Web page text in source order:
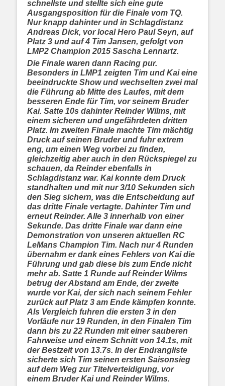
schnellste und stellte sich eine gute
Ausgangsposition für die Finale vom TQ.
Nur knapp dahinter und in Schlagdistanz
Andreas Dick, vor local Hero Paul Seyn, auf
Platz 3 und auf 4 Tim Jansen, gefolgt von
LMP2 Champion 2015 Sascha Lennartz.
Die Finale waren dann Racing pur.
Besonders in LMP1 zeigten Tim und Kai eine
beeindruckte Show und wechselten zwei mal
die Führung ab Mitte des Laufes, mit dem
besseren Ende für Tim, vor seinem Bruder
Kai. Satte 10s dahinter Reinder Wilms, mit
einem sicheren und ungefährdeten dritten
Platz. Im zweiten Finale machte Tim mächtig
Druck auf seinen Bruder und fuhr extrem
eng, um einen Weg vorbei zu finden,
gleichzeitig aber auch in den Rückspiegel zu
schauen, da Reinder ebenfalls in
Schlagdistanz war. Kai konnte dem Druck
standhalten und mit nur 3/10 Sekunden sich
den Sieg sichern, was die Entscheidung auf
das dritte Finale vertagte. Dahinter Tim und
erneut Reinder. Alle 3 innerhalb von einer
Sekunde. Das dritte Finale war dann eine
Demonstration von unseren aktuellen RC
LeMans Champion Tim. Nach nur 4 Runden
übernahm er dank eines Fehlers von Kai die
Führung und gab diese bis zum Ende nicht
mehr ab. Satte 1 Runde auf Reinder Wilms
betrug der Abstand am Ende, der zweite
wurde vor Kai, der sich nach seinem Fehler
zurück auf Platz 3 am Ende kämpfen konnte.
Als Vergleich fuhren die ersten 3 in den
Vorläufe nur 19 Runden, in den Finalen Tim
dann bis zu 22 Runden mit einer sauberen
Fahrweise und einem Schnitt von 14.1s, mit
der Bestzeit von 13.7s. In der Endrangliste
sicherte sich Tim seinen ersten Saisonsieg
auf dem Weg zur Titelverteidigung, vor
einem Bruder Kai und Reinder Wilms.